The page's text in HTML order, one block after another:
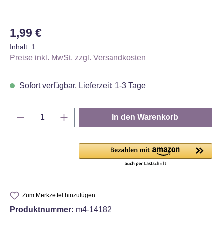
Regulärer Preis:
1,99 €
Inhalt: 1
Preise inkl. MwSt. zzgl. Versandkosten
Sofort verfügbar, Lieferzeit: 1-3 Tage
Produkt Anzahl: Gib den gewünschten
In den Warenkorb
Zum Merkzettel hinzufügen
Produktnummer: m4-14182